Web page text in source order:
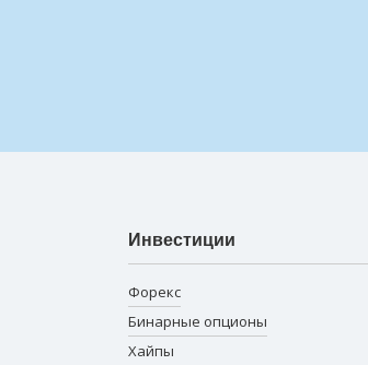
Инвестиции
Форекс
Бинарные опционы
Хайпы